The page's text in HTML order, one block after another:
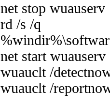
net stop wuauserv
rd /s /q
net start wuauserv
wuauclt /
wuauclt /